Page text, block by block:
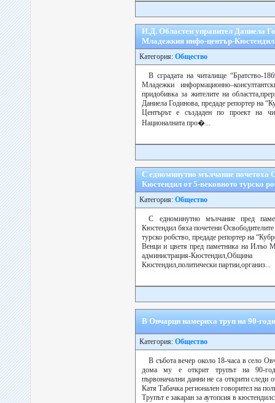
И.Д. Областен управител Даниела
Младежкия инфо-център-Кюстендил
Категория: Общество
В сградата на читалище “Братство-
Младежки
придобивка за жителите на
Даниела Годинова, предаде репортер на
Центърът е създаден по проект на
Националната про�...
С едноминутно мълчание почетоха
Кюстендил от 5-вековното турско
Категория: Общество
С едноминутно мълчание пред
Кюстендил бяха почетени
турско робство, предаде репортер на
Венци и цветя пред паметника на Илъо
администрация-
Кюстендил,политически партии,организ...
В Овчарци намериха труп на 90-
Категория: Общество
В събота вечер около 18-часа в село
дома му е открит трупът на 90-
първоначални данни не са открити следи
Катя Табачка регионален говорител на
Трупът е закаран за аутопсия в